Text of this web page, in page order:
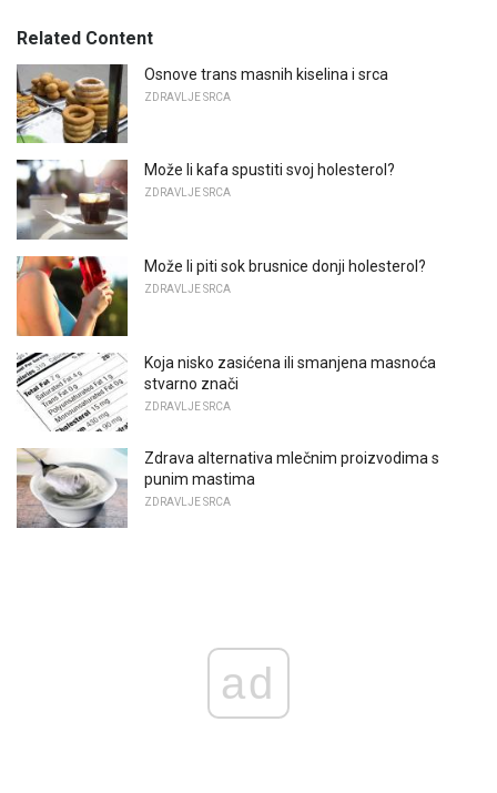
Related Content
Osnove trans masnih kiselina i srca
ZDRAVLJE SRCA
Može li kafa spustiti svoj holesterol?
ZDRAVLJE SRCA
Može li piti sok brusnice donji holesterol?
ZDRAVLJE SRCA
Koja nisko zasićena ili smanjena masnoća
stvarno znači
ZDRAVLJE SRCA
Zdrava alternativa mlečnim proizvodima s
punim mastima
ZDRAVLJE SRCA
ad